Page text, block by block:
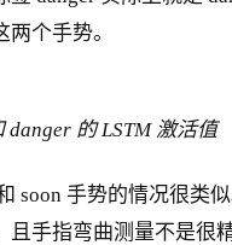
个手势。
danger 的 LSTM 激活值
soon 手势的情况很类
且手指弯曲测量不是很